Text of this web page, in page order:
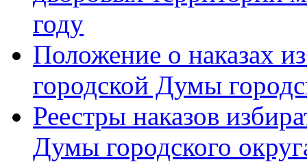
году
Положение о наказах
городской Думы
Реестры наказов
Думы городского